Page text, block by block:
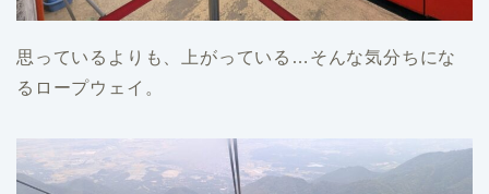
思っているよりも、上がっている…そんな気分ちにな
るロープウェイ。